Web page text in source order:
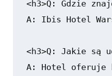
<h3>Q: Gdzie
A: Ibis Hotel
<h3>Q: Jakie są
A: Hotel oferuje